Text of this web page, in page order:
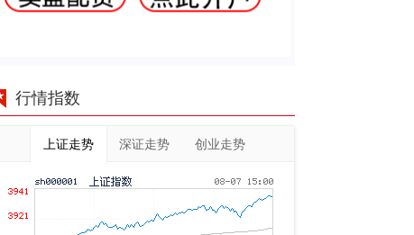
行情指数
上证走势 深证走势 创业走势